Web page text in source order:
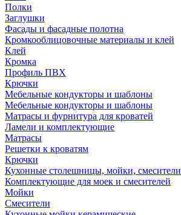
Полки
Заглушки
Фасады и фасадные полотна
Кромкооблицовочные материалы и клей
Клей
Кромка
Профиль ПВХ
Крючки
Мебельные кондукторы и шаблоны
Мебельные кондукторы и шаблоны
Матрасы и фурнитура для кроватей
Ламели и комплектующие
Матрасы
Решетки к кроватям
Крючки
Кухонные столешницы, мойки, смесители
Комплектующие для моек и смесителей
Мойки
Смесители